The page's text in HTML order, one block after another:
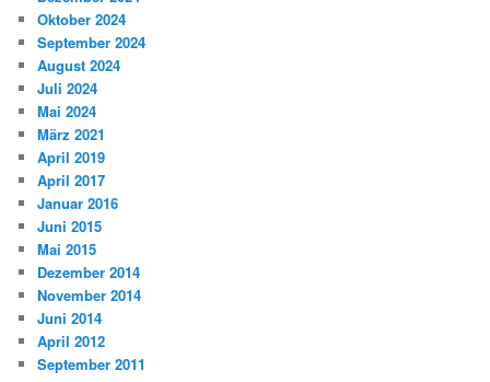
Oktober 2024
September 2024
August 2024
Juli 2024
Mai 2024
März 2021
April 2019
April 2017
Januar 2016
Juni 2015
Mai 2015
Dezember 2014
November 2014
Juni 2014
April 2012
September 2011